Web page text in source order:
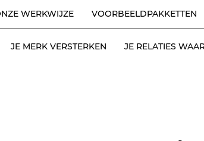
WERKWIJZE VOORBEELDPAKKETTEN
JE MERK VERSTERKEN JE RELATIES